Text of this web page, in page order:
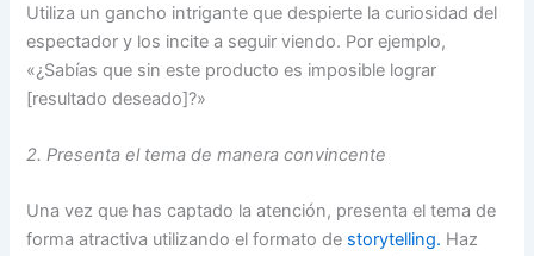
Utiliza un gancho intrigante que despierte la curiosidad del
espectador y los incite a seguir viendo. Por ejemplo,
«¿Sabías que sin este producto es imposible lograr
[resultado deseado]?»
2. Presenta el tema de manera convincente
Una vez que has captado la atención, presenta el tema de
forma atractiva utilizando el formato de storytelling. Haz